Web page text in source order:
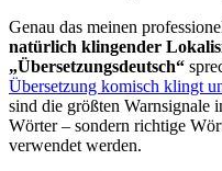
Genau das meinen
natürlich klingender
„Übersetzungsdeutsch“
Übersetzung komisch klingt
sind die größten Warnsignale
Wörter – sondern richtige
verwendet werden.